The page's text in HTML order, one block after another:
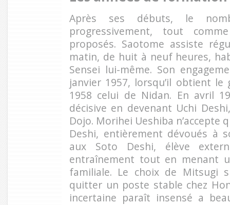
Après ses débuts, le
progressivement, tout
proposés. Saotome assiste
matin, de huit à neuf heures,
Sensei lui-même. Son
janvier 1957, lorsqu’il obtient
1958 celui de Nidan. En avril
décisive en devenant Uchi
Dojo. Morihei Ueshiba n’accepte
Deshi, entièrement dévoués à
aux Soto Deshi, élève
entraînement tout en menant
familiale. Le choix de Mitsugi
quitter un poste stable chez
incertaine paraît insensé a